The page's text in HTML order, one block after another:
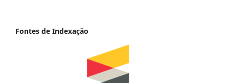
Fontes de Indexação